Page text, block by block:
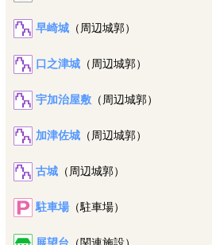
早崎城（周辺城郭）
口之津城（周辺城郭）
宇加治屋敷（周辺城郭）
加津佐城（周辺城郭）
古城（周辺城郭）
駐車場（駐車場）
展望台 （関連施設）